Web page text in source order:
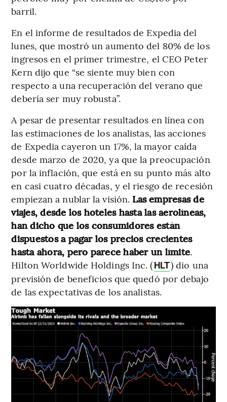
barril.
En el informe de resultados de Expedia del
lunes, que mostró un aumento del 80% de los
ingresos en el primer trimestre, el CEO Peter
Kern dijo que “se siente muy bien con
respecto a una recuperación del verano que
debería ser muy robusta”.
A pesar de presentar resultados en línea con
las estimaciones de los analistas, las acciones
de Expedia cayeron un 17%, la mayor caída
desde marzo de 2020, ya que la preocupación
por la inflación, que está en su punto más alto
en casi cuatro décadas, y el riesgo de recesión
empiezan a nublar la visión. Las empresas de
viajes, desde los hoteles hasta las aerolíneas,
han dicho que los consumidores están
dispuestos a pagar los precios crecientes
hasta ahora, pero parece haber un límite.
Hilton Worldwide Holdings Inc. (HLT) dio una
previsión de beneficios que quedó por debajo
de las expectativas de los analistas.